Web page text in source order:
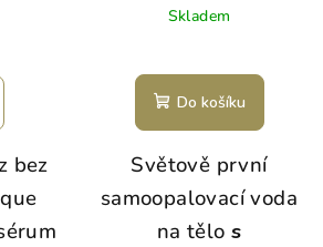
bez
Skladem
Do košíku
Světově první
samoopalovací voda
na tělo s